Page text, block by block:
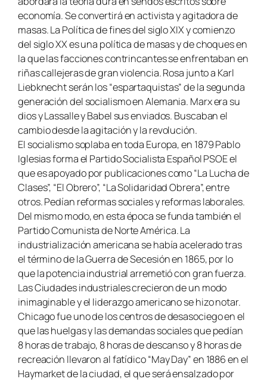
economía. Se convertirá en activista y agitadora de
masas. La Política de fines del siglo XIX y comienzo
del siglo XX es una política de masas y de choques en
la que las facciones contrincantes se enfrentaban en
riñas callejeras de gran violencia. Rosa junto a Karl
Liebknecht serán los “espartaquistas” de la segunda
generación del socialismo en Alemania. Marx era su
dios y Lassalle y Babel sus enviados. Buscaban el
cambio desde la agitación y la revolución.
El socialismo soplaba en toda Europa, en 1879 Pablo
Iglesias forma el Partido Socialista Español PSOE el
que es apoyado por publicaciones como “La Lucha de
Clases”, “El Obrero”, “La Solidaridad Obrera”, entre
otros. Pedían reformas sociales y reformas laborales.
Del mismo modo, en esta época se funda también el
Partido Comunista de Norte América. La
industrialización americana se había acelerado tras
el término de la Guerra de Secesión en 1865, por lo
que la potencia industrial arremetió con gran fuerza.
Las Ciudades industriales crecieron de un modo
inimaginable y el liderazgo americano se hizo notar.
Chicago fue uno de los centros de desasociego en el
que las huelgas y las demandas sociales que pedían
8 horas de trabajo, 8 horas de descanso y 8 horas de
recreación llevaron al fatídico “May Day” en 1886 en el
Haymarket de la ciudad, el que será ensalzado por